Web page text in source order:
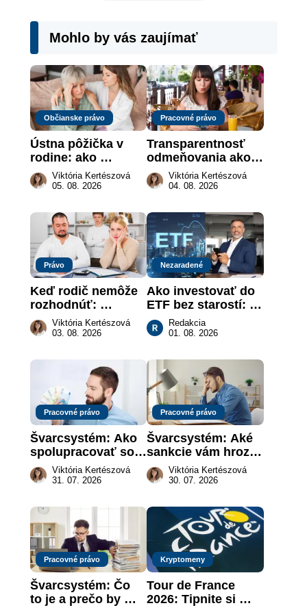
Mohlo by vás zaujímať
Občianske právo
Ústna pôžička v
rodine: ako
vymôcť peniaze,
keď na papieri nie
Viktória Kertészová
05. 08. 2026
Pracovné právo
Transparentnosť
odmeňovania ako
právna povinnosť:
revolúcia na
práce
Viktória Kertészová
04. 08. 2026
Právo
Keď rodič nemôže
rozhodnúť:
nahradenie prejavu
vôle súdom v
Viktória Kertészová
03. 08. 2026
Nezaradené
Ako investovať do
ETF bez starostí:
Investičné plány,
ktoré urobia prácu
Redakcia
01. 08. 2026
Pracovné právo
Švarcsystém: Ako
spolupracovať so
živnostníkom
legálne a bez
Viktória Kertészová
31. 07. 2026
Pracovné právo
Švarcsystém: Aké
sankcie vám hrozia
a prečo nestačí
zaplatiť pokutu?
Viktória Kertészová
30. 07. 2026
Pracovné právo
Švarcsystém: Čo
to je a prečo by
Kryptomeny
Tour de France
2026: Tipnite si